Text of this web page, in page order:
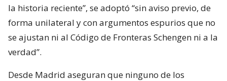
la historia reciente”, se adoptó “sin aviso previo, de
forma unilateral y con argumentos espurios que no
se ajustan ni al Código de Fronteras Schengen ni a la
verdad”.
Desde Madrid aseguran que ninguno de los